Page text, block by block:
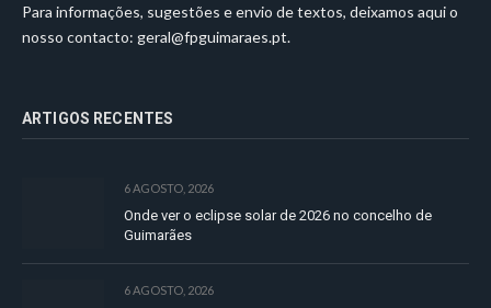
Para informações, sugestões e envio de textos, deixamos aqui o
nosso contacto: geral@fpguimaraes.pt.
ARTIGOS RECENTES
6 AGOSTO, 2026
Onde ver o eclipse solar de 2026 no concelho de
Guimarães
6 AGOSTO, 2026